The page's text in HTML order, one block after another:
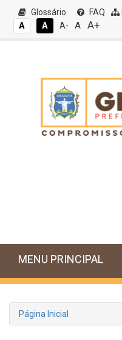
Glossário FAQ
A
A A- A A+
MENU PRINCIPAL
Página Inicial